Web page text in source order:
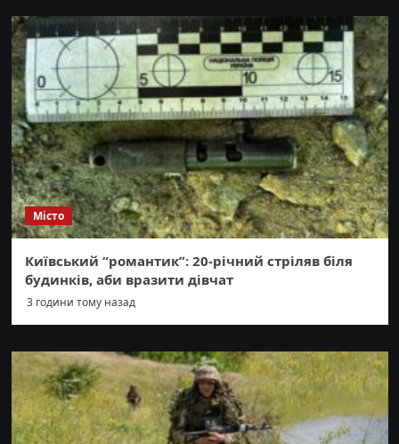
Місто
Київський “романтик”: 20-річний стріляв біля
будинків, аби вразити дівчат
3 години тому назад